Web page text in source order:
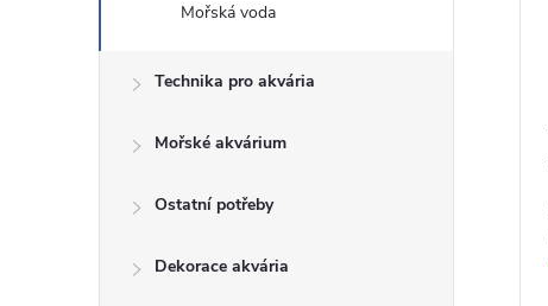
Mořská voda
Technika pro akvária
Mořské akvárium
Ostatní potřeby
Dekorace akvária